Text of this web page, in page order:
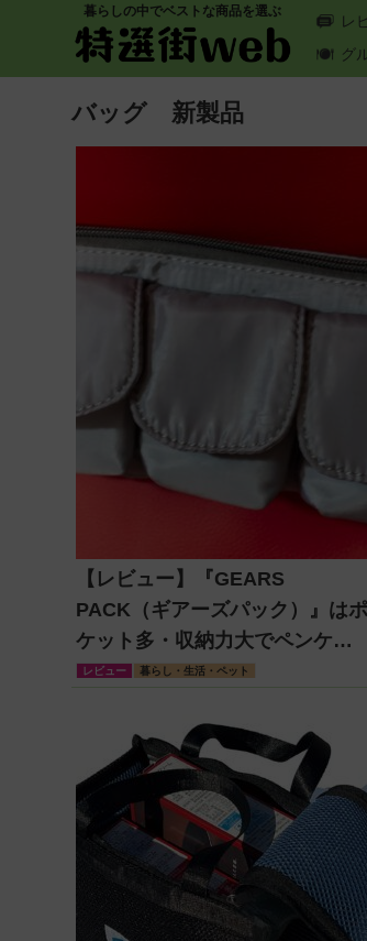
暮らしの中でベストな商品を選ぶ
レ
グ
バッグ 新製品
【レビュー】『GEARS
PACK（ギアーズパック）』はポ
ケット多・収納力大でペンケー
ス用途だけじゃもったいない！
レビュー 暮らし・生活・ペット